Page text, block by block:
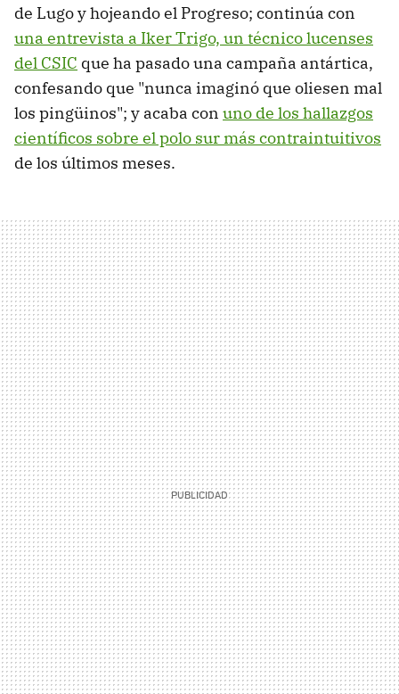
de Lugo y hojeando el Progreso; continúa con
una entrevista a Iker Trigo, un técnico lucenses
del CSIC que ha pasado una campaña antártica,
confesando que "nunca imaginó que oliesen mal
los pingüinos"; y acaba con uno de los hallazgos
científicos sobre el polo sur más contraintuitivos
de los últimos meses.